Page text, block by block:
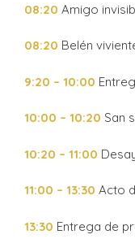
08:20 Amigo
08:20 Belén
9:20 – 10:00
10:00 – 10:20 San
10:20 – 11:00
11:00 – 13:30 Acto
13:30 Entrega de